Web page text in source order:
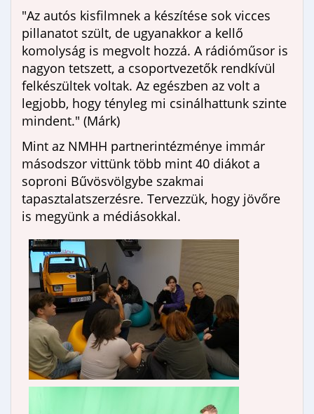
"Az autós kisfilmnek a készítése sok vicces
pillanatot szült, de ugyanakkor a kellő
komolyság is megvolt hozzá. A rádióműsor is
nagyon tetszett, a csoportvezetők rendkívül
felkészültek voltak. Az egészben az volt a
legjobb, hogy tényleg mi csinálhattunk szinte
mindent." (Márk)
Mint az NMHH partnerintézménye immár
másodszor vittünk több mint 40 diákot a
soproni Bűvösvölgybe szakmai
tapasztalatszerzésre. Tervezzük, hogy jövőre
is megyünk a médiásokkal.